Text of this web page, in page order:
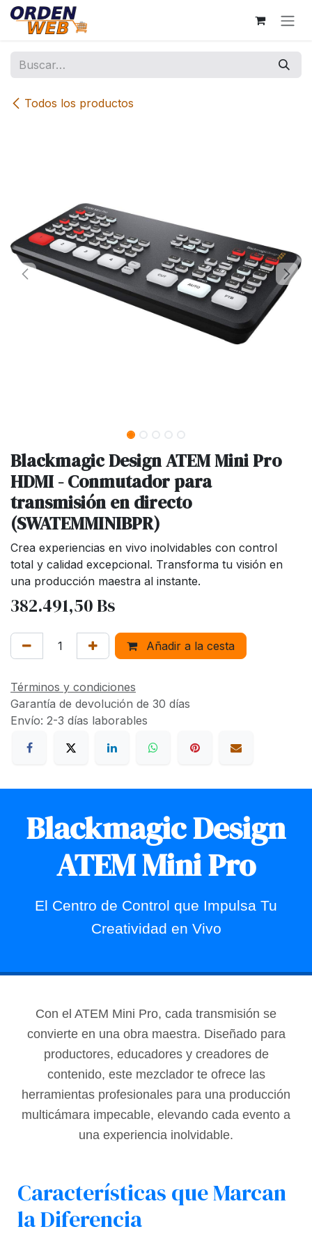
Ir al contenido
Todos los productos
Blackmagic Design ATEM Mini Pro
HDMI - Conmutador para
transmisión en directo
(SWATEMMINIBPR)
Crea experiencias en vivo inolvidables con control
total y calidad excepcional. Transforma tu visión en
una producción maestra al instante.
382.491,50Bs
Añadir a la cesta
Términos y condiciones
Garantía de devolución de 30 días
Envío: 2-3 días laborables
Blackmagic Design
ATEM Mini Pro
El Centro de Control que Impulsa Tu
Creatividad en Vivo
Con el ATEM Mini Pro, cada transmisión se
convierte en una obra maestra. Diseñado para
productores, educadores y creadores de
contenido, este mezclador te ofrece las
herramientas profesionales para una producción
multicámara impecable, elevando cada evento a
una experiencia inolvidable.
Características que Marcan
la Diferencia